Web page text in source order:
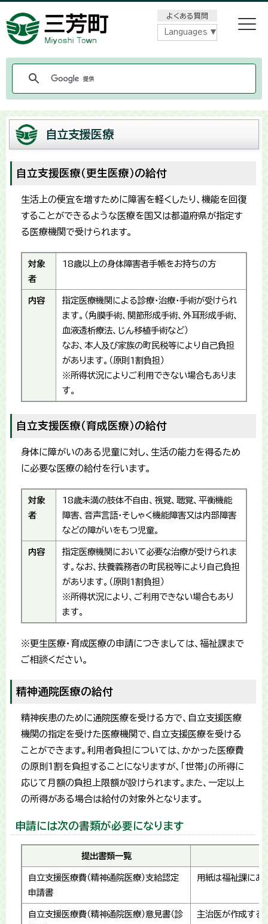
よくある質問
Languages
自立支援医療
自立支援医療（更生医療）の給付
生活上の便宜を増すために障害を軽くしたり、機能を回復
することができるような医療を国又は都道府県が指定す
る医療機関で受けられます。
対象
者
18歳以上の身体障害者手帳をお持ちの方
内容
指定医療機関による診療・治療・手術が受けられ
ます。（角膜手術、関節形成手術、外耳形成手術、
血液透析療法、じん移植手術など）
なお、本人及び家族の町民税等により自己負担
があります。（原則1割負担）
※所得状況によりご利用できない場合もありま
す。
自立支援医療（育成医療）の給付
身体に障がいのある児童に対し、生活の能力を得るため
に必要な医療の給付を行います。
対象
者
18歳未満の肢体不自由、視覚、聴覚、平衡機能
障害、音声言語・そしゃく機能障害又は内部障害
などの障がいをもつ児童。
内容
指定医療機関において必要な治療が受けられま
す。なお、扶養義務者の町民税等により自己負担
があります。（原則1割負担）
※所得状況により、ご利用できない場合もあり
ます。
※更生医療・育成医療の申請につきましては、福祉課まで
ご相談ください。
精神通院医療の給付
精神疾患のために通院医療を受ける方で、自立支援医療
機関の指定を受けた医療機関で、自立支援医療を受ける
ことができます。利用者負担については、かかった医療費
の原則1割を負担することになりますが、「世帯」の所得に
応じて月額の負担上限額が設けられます。また、一定以上
の所得がある場合は給付の対象外となります。
申請には次の書類が必要になります
提出書類一覧
自立支援医療費（精神通院医療）支給認定
申請書
用紙は福祉課にあ
自立支援医療費（精神通院医療）意見書（診
主治医が作成する